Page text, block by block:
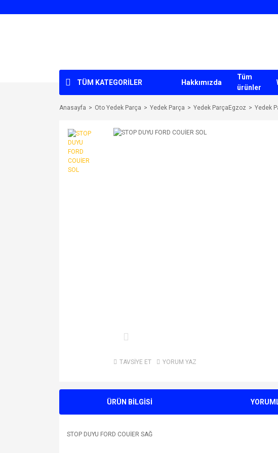
TÜM KATEGORİLER Hakkımızda
Tüm
ürünler
Anasayfa Oto Yedek Parça Yedek Parça Yedek ParçaEgzoz Yedek
TAVSİYE ET YORUM YAZ
ÜRÜN BİLGİSİ
STOP DUYU FORD COUİER SAĞ